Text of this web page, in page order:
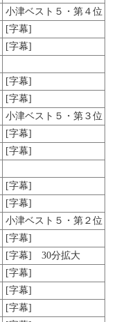
小津ベスト５・第４位
[字幕]
[字幕]
[字幕]
[字幕]
小津ベスト５・第３位
[字幕]
[字幕]
[字幕]
[字幕]
小津ベスト５・第２位
[字幕]
[字幕] 30分拡大
[字幕]
[字幕]
[字幕]